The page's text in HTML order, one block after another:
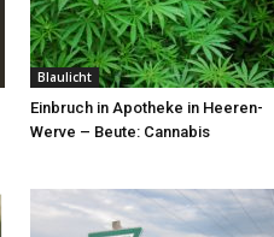
Blaulicht
Einbruch in Apotheke in Heeren-
Werve – Beute: Cannabis